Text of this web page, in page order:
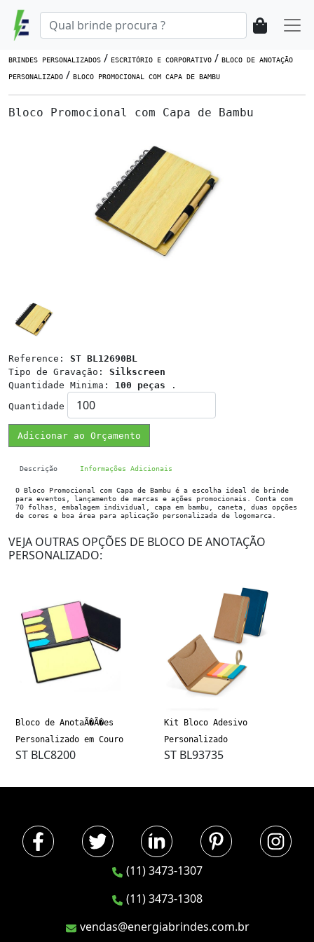
BRINDES PERSONALIZADOS / ESCRITÓRIO E CORPORATIVO / BLOCO DE ANOTAÇÃO
PERSONALIZADO / BLOCO PROMOCIONAL COM CAPA DE BAMBU
Bloco Promocional com Capa de Bambu
Reference: ST BL12690BL
Tipo de Gravação: Silkscreen
Quantidade Minima: 100 peças .
Quantidade
Adicionar ao Orçamento
Descrição Informações Adicionais
O Bloco Promocional com Capa de Bambu é a escolha ideal de brinde
para eventos, lançamento de marcas e ações promocionais. Conta com
70 folhas, embalagem individual, capa em bambu, caneta, duas opções
de cores e boa área para aplicação personalizada de logomarca.
VEJA OUTRAS OPÇÕES DE BLOCO DE ANOTAÇÃO
PERSONALIZADO:
Bloco de AnotaÃ�Ã�es
Personalizado em Couro
ST BLC8200
Kit Bloco Adesivo
Personalizado
ST BL93735
(11) 3473-1307
(11) 3473-1308
vendas@energiabrindes.com.br